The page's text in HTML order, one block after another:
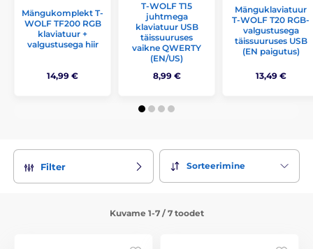
Mängukomplekt T-
WOLF TF200 RGB
klaviatuur +
valgustusega hiir
14,99 €
T-WOLF T15
juhtmega
klaviatuur USB
täissuuruses
vaikne QWERTY
(EN/US)
8,99 €
Mänguklaviatuur
T-WOLF T20 RGB-
valgustusega
täissuuruses USB
(EN paigutus)
13,49 €
Filter Sorteerimine
Kuvame 1-7 / 7 toodet